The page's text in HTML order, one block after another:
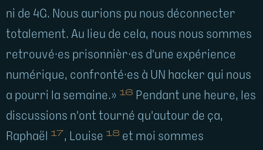
ni de 4G. Nous aurions pu nous déconnecter
totalement. Au lieu de cela, nous nous sommes
retrouvé·es prisonnièr·es d'une expérience
numérique, confronté·es à UN hacker qui nous
a pourri la semaine.» 16
Pendant une heure, les
discussions n'ont tourné qu'autour de ça,
Raphaël
17 , Louise 18 et moi sommes